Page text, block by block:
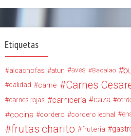
Etiquetas
alcachofas atun aves Bacalao
calidad carne Carnes
carnes rojas carnicería caza
cocina cordero cordero lechal
frutas charito fruteria